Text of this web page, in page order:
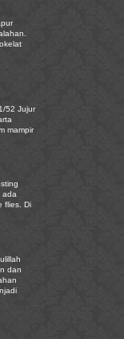
52 Jujur
mampir
ada
flies. Di
dan